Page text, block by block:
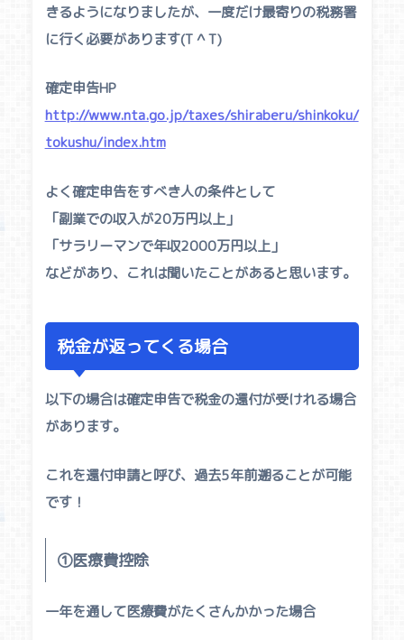
きるようになりましたが、一度だけ最寄りの税務署
に行く必要があります(T ^ T)
確定申告HP
http://www.nta.go.jp/taxes/shiraberu/shinkoku/
tokushu/index.htm
よく確定申告をすべき人の条件として
「副業での収入が20万円以上」
「サラリーマンで年収2000万円以上」
などがあり、これは聞いたことがあると思います。
税金が返ってくる場合
以下の場合は確定申告で税金の還付が受けれる場合
があります。
これを還付申請と呼び、過去5年前遡ることが可能
です！
①医療費控除
一年を通して医療費がたくさんかかった場合